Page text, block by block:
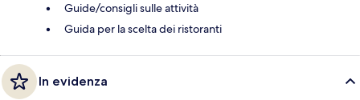
Guide/consigli sulle attività
Guida per la scelta dei ristoranti
In evidenza